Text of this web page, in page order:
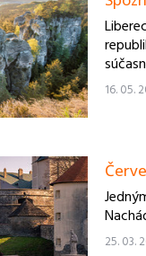
16. 05.
25. 03.